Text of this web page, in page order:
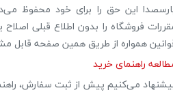
این حق را برای خود محفوظ
فروشگاه را بدون اطلاع قبلی
همواره از طریق همین صفحه قابل
راهنمای خرید
می‌کنیم پیش از ثبت سفارش،